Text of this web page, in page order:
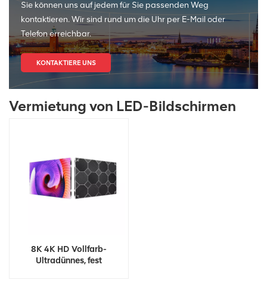
Sie können uns auf jedem für Sie passenden Weg
kontaktieren. Wir sind rund um die Uhr per E-Mail oder
Telefon erreichbar.
KONTAKTIERE UNS
Vermietung von LED-Bildschirmen
8K 4K HD Vollfarb-
Ultradünnes, fest